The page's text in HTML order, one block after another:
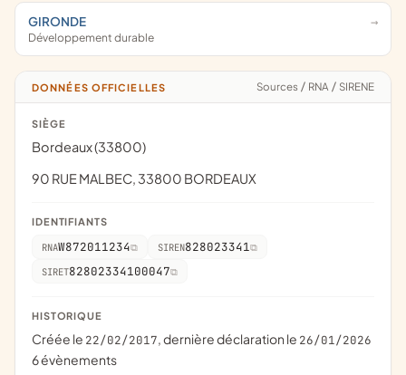
GIRONDE
Développement durable
DONNÉES OFFICIELLES Sources / RNA / SIRENE
SIÈGE
Bordeaux (33800)
90 RUE MALBEC, 33800 BORDEAUX
IDENTIFIANTS
RNAW872011234 SIREN828023341
SIRET82802334100047
HISTORIQUE
Créée le 22/02/2017, dernière déclaration le 26/01/2026
6 évènements